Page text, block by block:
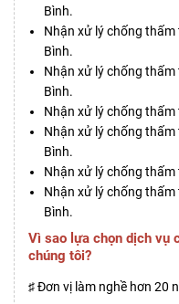
Bình.
Nhận xử lý chống
Bình.
Nhận xử lý chống thấm
Bình.
Nhận xử lý chống thấm
Nhận xử lý chống thấm
Bình.
Nhận xử lý chống thấm
Nhận xử lý chống thấm
Bình.
Vì sao lựa chọn dịch vụ
chúng tôi?
♯ Đơn vị làm nghề hơn 20